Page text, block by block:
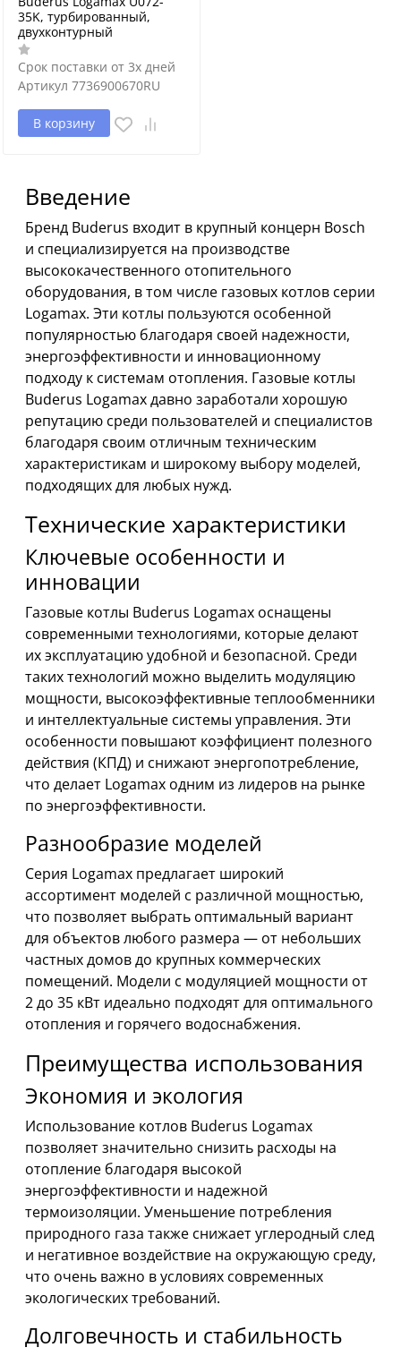
35K, турбированный,
двухконтурный
Срок поставки от 3х дней
Артикул 7736900670RU
В корзину
Введение
Бренд Buderus входит в крупный концерн Bosch
и специализируется на производстве
высококачественного отопительного
оборудования, в том числе газовых котлов серии
Logamax. Эти котлы пользуются особенной
популярностью благодаря своей надежности,
энергоэффективности и инновационному
подходу к системам отопления. Газовые котлы
Buderus Logamax давно заработали хорошую
репутацию среди пользователей и специалистов
благодаря своим отличным техническим
характеристикам и широкому выбору моделей,
подходящих для любых нужд.
Технические характеристики
Ключевые особенности и
инновации
Газовые котлы Buderus Logamax оснащены
современными технологиями, которые делают
их эксплуатацию удобной и безопасной. Среди
таких технологий можно выделить модуляцию
мощности, высокоэффективные теплообменники
и интеллектуальные системы управления. Эти
особенности повышают коэффициент полезного
действия (КПД) и снижают энергопотребление,
что делает Logamax одним из лидеров на рынке
по энергоэффективности.
Разнообразие моделей
Серия Logamax предлагает широкий
ассортимент моделей с различной мощностью,
что позволяет выбрать оптимальный вариант
для объектов любого размера — от небольших
частных домов до крупных коммерческих
помещений. Модели с модуляцией мощности от
2 до 35 кВт идеально подходят для оптимального
отопления и горячего водоснабжения.
Преимущества использования
Экономия и экология
Использование котлов Buderus Logamax
позволяет значительно снизить расходы на
отопление благодаря высокой
энергоэффективности и надежной
термоизоляции. Уменьшение потребления
природного газа также снижает углеродный след
и негативное воздействие на окружающую среду,
что очень важно в условиях современных
экологических требований.
Долговечность и стабильность